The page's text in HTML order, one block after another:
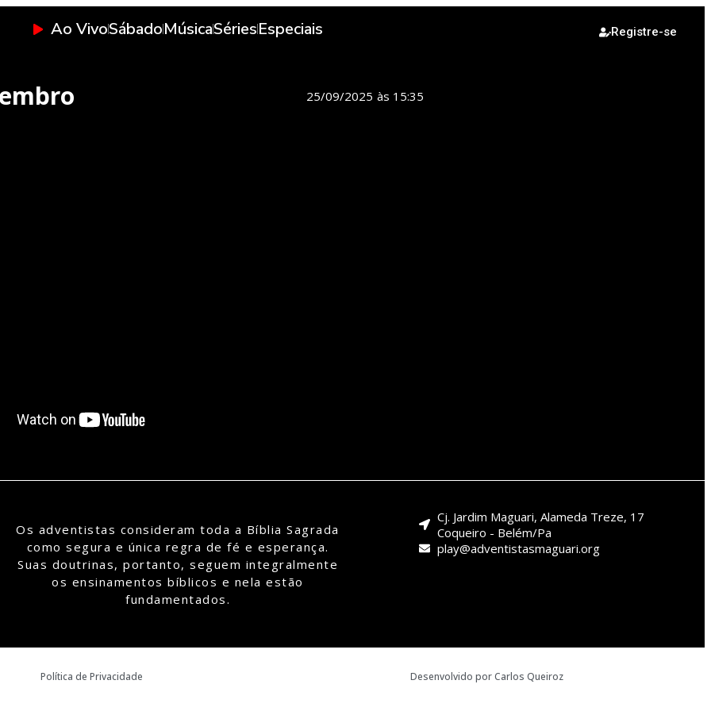
Ao VivoSábadoMúsicaSériesEspeciais Registre-se
25/09/2025 às 15:35
Os adventistas consideram toda a Bíblia Sagrada
como segura e única regra de fé e esperança.
Suas doutrinas, portanto, seguem integralmente
os ensinamentos bíblicos e nela estão
fundamentados.
Cj. Jardim Maguari, Alameda Treze, 17
Coqueiro - Belém/Pa
play@adventistasmaguari.org
Política de Privacidade Desenvolvido por Carlos Queiroz